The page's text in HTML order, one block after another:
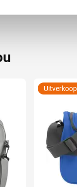
die ze hebben
Uitverkoop